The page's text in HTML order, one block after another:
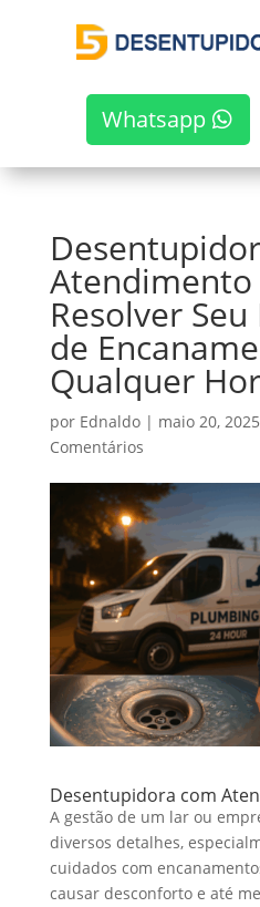
Whatsapp
Atendimento
Resolver
de
Qualquer
por Ednaldo| maio 20, 2025
Comentários
Desentupidora com
A gestão de um lar ou
diversos detalhes,
cuidados com
causar desconforto e até